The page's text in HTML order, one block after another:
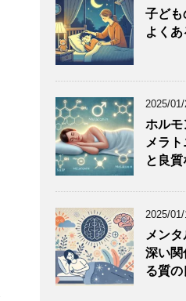
子ども
よく
2025/
ホルモ
メラ
と良
2025/
メン
深い関
る質の